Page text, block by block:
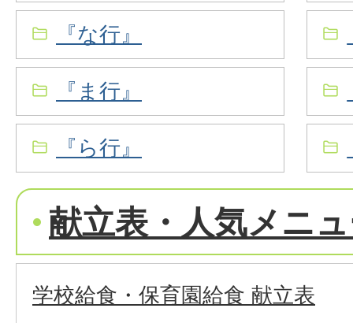
『な行』
『ま行』
『ら行』
献立表・人気メニ
学校給食・保育園給食 献立表